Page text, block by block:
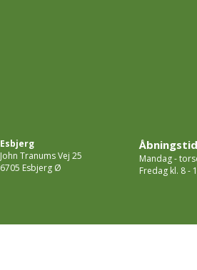
Esbjerg
John Tranums Vej 25
6705 Esbjerg Ø
Mandag -
Fredag kl. 8 -